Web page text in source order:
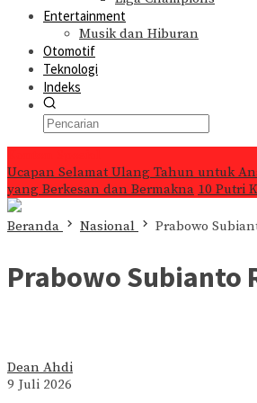
Entertainment
Musik dan Hiburan
Otomotif
Teknologi
Indeks
Ucapan Selamat Ulang Tahun untuk
yang Berkesan dan Bermakna 10 Putri
Beranda Nasional Prabowo
Prabowo Subianto
Dean Ahdi
9 Juli 2026